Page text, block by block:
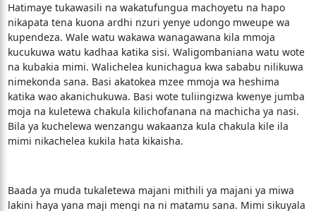
Hatimaye tukawasili na wakatufungua machoyetu na hapo
nikapata tena kuona ardhi nzuri yenye udongo mweupe wa
kupendeza. Wale watu wakawa wanagawana kila mmoja
kucukuwa watu kadhaa katika sisi. Waligombaniana watu wote
na kubakia mimi. Walichelea kunichagua kwa sababu nilikuwa
nimekonda sana. Basi akatokea mzee mmoja wa heshima
katika wao akanichukuwa. Basi wote tuliingizwa kwenye jumba
moja na kuletewa chakula kilichofanana na machicha ya nasi.
Bila ya kuchelewa wenzangu wakaanza kula chakula kile ila
mimi nikachelea kukila hata kikaisha.
Baada ya muda tukaletewa majani mithili ya majani ya miwa
lakini haya yana maji mengi na ni matamu sana. Mimi sikuyala